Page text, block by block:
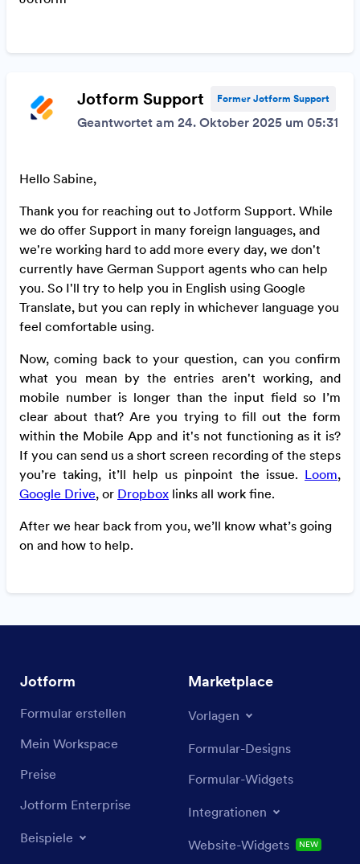
Jotform Support Former Jotform Support
Geantwortet am 24. Oktober 2025 um 05:31
Hello Sabine,
Thank you for reaching out to Jotform Support. While
we do offer Support in many foreign languages, and
we're working hard to add more every day, we don't
currently have German Support agents who can help
you. So I'll try to help you in English using Google
Translate, but you can reply in whichever language you
feel comfortable using.
Now, coming back to your question, can you confirm
what you mean by the entries aren't working, and
mobile number is longer than the input field so I’m
clear about that? Are you trying to fill out the form
within the Mobile App and it's not functioning as it is?
If you can send us a short screen recording of the steps
you’re taking, it’ll help us pinpoint the issue. Loom,
Google Drive, or Dropbox links all work fine.
After we hear back from you, we’ll know what’s going
on and how to help.
Jotform
Formular erstellen
Mein Workspace
Preise
Jotform Enterprise
Beispiele
Marketplace
Vorlagen
Formular-Designs
Formular-Widgets
Integrationen
Website-Widgets NEW